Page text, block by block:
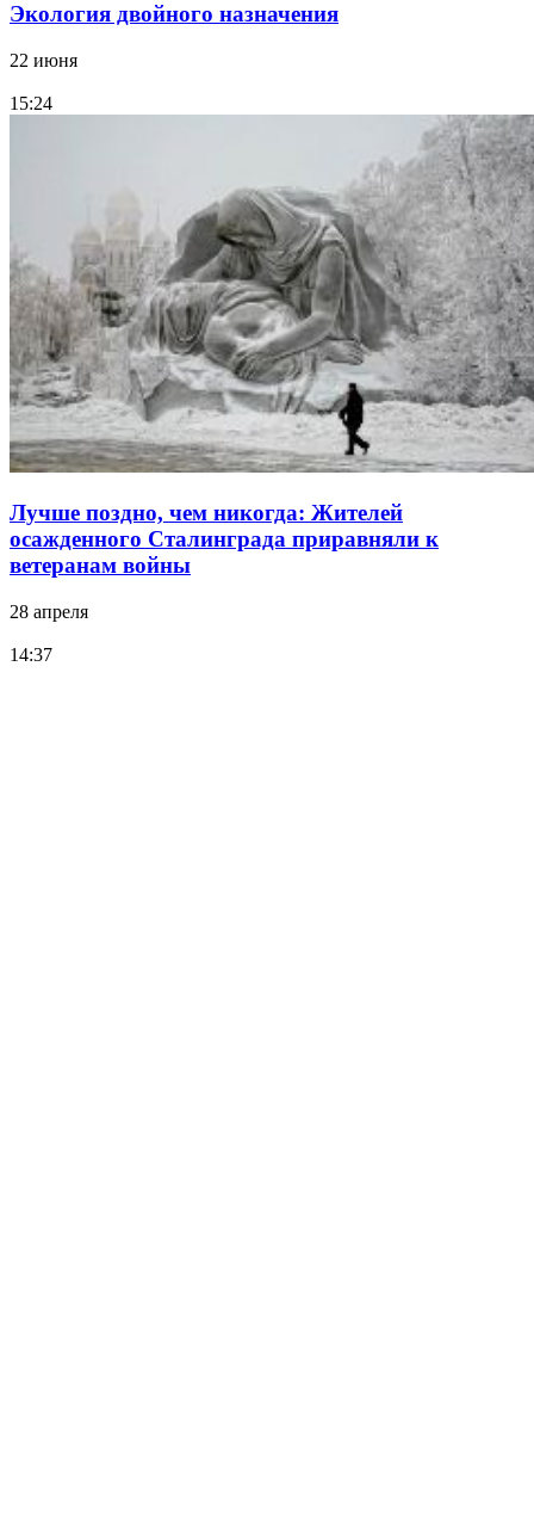
Экология двойного назначения
22 июня
15:24
Лучше поздно, чем никогда: Жителей
осажденного Сталинграда приравняли к
ветеранам войны
28 апреля
14:37